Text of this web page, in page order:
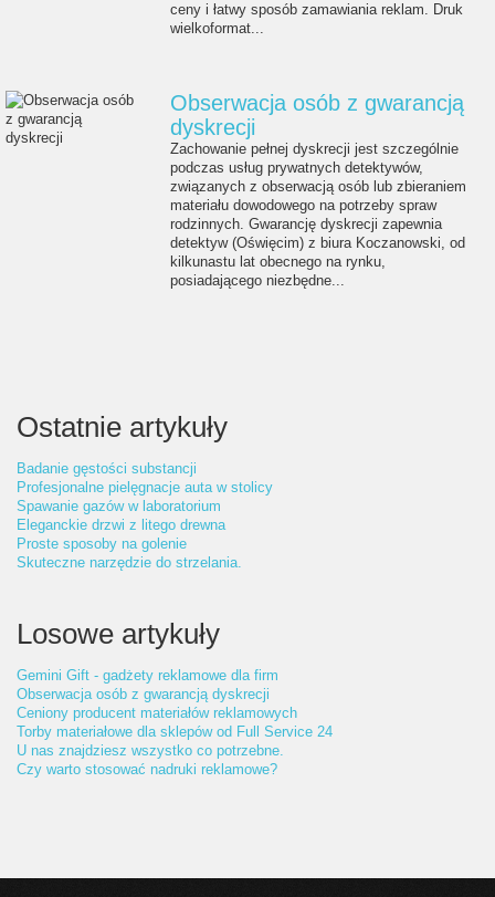
ceny i łatwy sposób zamawiania reklam. Druk
wielkoformat...
Obserwacja osób z gwarancją
dyskrecji
Zachowanie pełnej dyskrecji jest szczególnie
podczas usług prywatnych detektywów,
związanych z obserwacją osób lub zbieraniem
materiału dowodowego na potrzeby spraw
rodzinnych. Gwarancję dyskrecji zapewnia
detektyw (Oświęcim) z biura Koczanowski, od
kilkunastu lat obecnego na rynku,
posiadającego niezbędne...
Ostatnie artykuły
Badanie gęstości substancji
Profesjonalne pielęgnacje auta w stolicy
Spawanie gazów w laboratorium
Eleganckie drzwi z litego drewna
Proste sposoby na golenie
Skuteczne narzędzie do strzelania.
Losowe artykuły
Gemini Gift - gadżety reklamowe dla firm
Obserwacja osób z gwarancją dyskrecji
Ceniony producent materiałów reklamowych
Torby materiałowe dla sklepów od Full Service 24
U nas znajdziesz wszystko co potrzebne.
Czy warto stosować nadruki reklamowe?